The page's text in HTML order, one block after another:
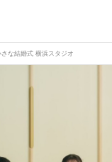
さな結婚式 横浜スタジオ